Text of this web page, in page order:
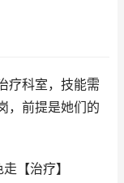
疗科室，技能需
，前提是她们的
【治疗】